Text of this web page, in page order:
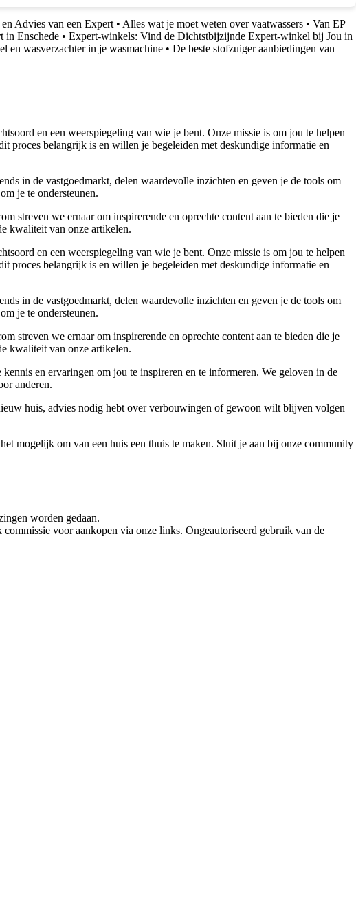
Advies van een Expert • Alles wat je moet weten over vaatwassers • Van EP
in Enschede • Expert-winkels: Vind de Dichtstbijzijnde Expert-winkel bij Jou in
en wasverzachter in je wasmachine • De beste stofzuiger aanbiedingen van
en een weerspiegeling van wie je bent. Onze missie is om jou te helpen
proces belangrijk is en willen je begeleiden met deskundige informatie en
in de vastgoedmarkt, delen waardevolle inzichten en geven je de tools om
je te ondersteunen.
streven we ernaar om inspirerende en oprechte content aan te bieden die je
kwaliteit van onze artikelen.
en een weerspiegeling van wie je bent. Onze missie is om jou te helpen
proces belangrijk is en willen je begeleiden met deskundige informatie en
in de vastgoedmarkt, delen waardevolle inzichten en geven je de tools om
je te ondersteunen.
streven we ernaar om inspirerende en oprechte content aan te bieden die je
kwaliteit van onze artikelen.
en ervaringen om jou te inspireren en te informeren. We geloven in de
anderen.
huis, advies nodig hebt over verbouwingen of gewoon wilt blijven volgen
mogelijk om van een huis een thuis te maken. Sluit je aan bij onze community
worden gedaan.
voor aankopen via onze links. Ongeautoriseerd gebruik van de